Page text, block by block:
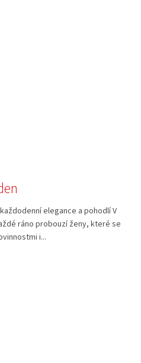
elegance a pohodlí V
ráno probouzí ženy, které se
i...